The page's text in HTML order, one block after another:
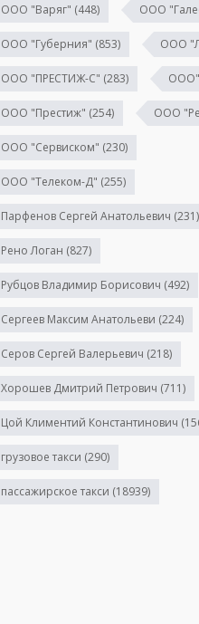
ООО "Варяг" (448) ООО
ООО "Губерния" (853) ООО
ООО "ПРЕСТИЖ-С" (283)
ООО "Престиж" (254) ООО
ООО "Сервиском" (230)
ООО "Телеком-Д" (255)
Парфенов Сергей Анатольевич (231)
Рено Логан (827)
Рубцов Владимир Борисович (492)
Сергеев Максим Анатольеви (224)
Серов Сергей Валерьевич (218)
Хорошев Дмитрий Петрович (711)
Цой Климентий Константинович
грузовое такси (290)
пассажирское такси (18939)